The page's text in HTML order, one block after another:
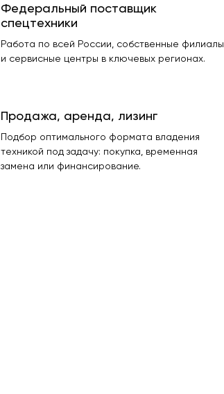
Федеральный поставщик
спецтехники
Работа по всей России, собственные филиалы
и сервисные центры в ключевых регионах.
Продажа, аренда, лизинг
Подбор оптимального формата владения
техникой под задачу: покупка, временная
замена или финансирование.